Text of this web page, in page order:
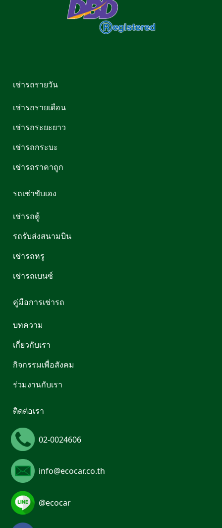
เช่ารถรายวัน
เช่ารถรายเดือน
เช่ารถระยะยาว
เช่ารถกระบะ
เช่ารถราคาถูก
รถเช่าขับเอง
เช่ารถตู้
รถรับส่งสนามบิน
เช่ารถหรู
เช่ารถเบนซ์
คู่มือการเช่ารถ
บทความ
เกี่ยวกับเรา
กิจกรรมเพื่อสังคม
ร่วมงานกับเรา
ติดต่อเรา
02-0024606
info@ecocar.co.th
@ecocar